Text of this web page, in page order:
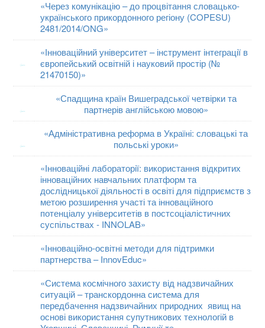
«Через комунікацію – до процвітання словацько-
українського прикордонного регіону (COPESU)
2481/2014/ONG»
«Інноваційний університет – інструмент інтеграції в
європейський освітній і науковий простір (№
21470150)»
«Спадщина країн Вишеградської четвірки та
партнерів англійською мовою»
«Адміністративна реформа в Україні: словацькі та
польські уроки»
«Інноваційні лабораторії: використання відкритих
інноваційних навчальних платформ та
дослідницької діяльності в освіті для підприємств з
метою розширення участі та інноваційного
потенціалу університетів в постсоціалістичних
суспільствах - INNOLAB»
«Інноваційно-освітні методи для підтримки
партнерства – InnovEduc»
«Система космічного захисту від надзвичайних
ситуацій – транскордонна система для
передбачення надзвичайних природних явищ на
основі використання супутникових технологій в